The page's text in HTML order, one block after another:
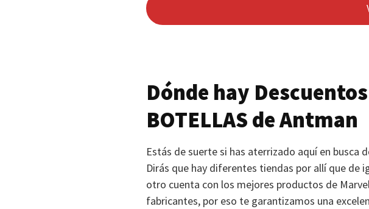
Dónde hay
BOTELLAS de Antman
Estás de suerte si has aterrizado aquí en busca
Dirás que hay diferentes tiendas por allí que de
otro cuenta con los mejores productos de
fabricantes, por eso te garantizamos una